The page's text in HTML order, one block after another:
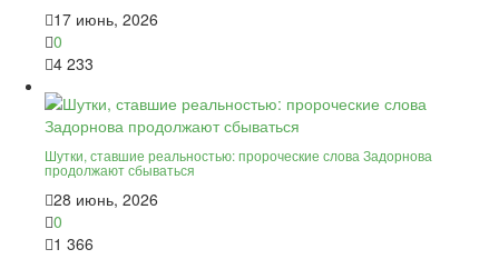
17 июнь, 2026
0
4 233
Шутки, ставшие реальностью: пророческие слова Задорнова
продолжают сбываться
28 июнь, 2026
0
1 366